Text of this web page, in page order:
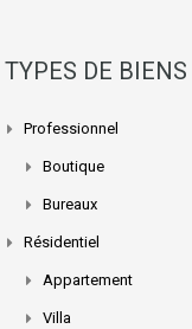
TYPES DE BIENS
Professionnel
Boutique
Bureaux
Résidentiel
Appartement
Villa